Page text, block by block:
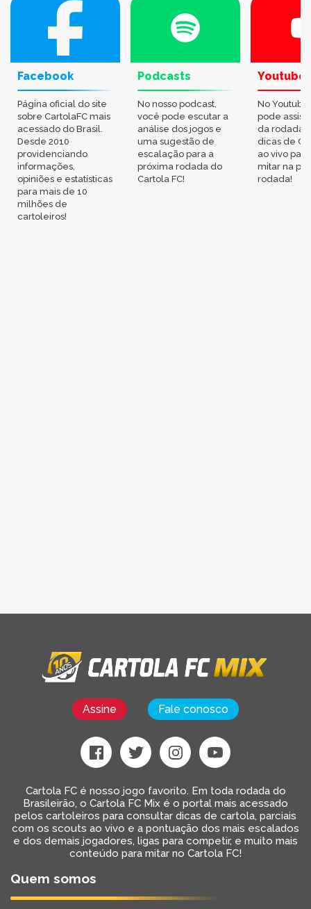
Facebook
Página oficial do site
sobre CartolaFC mais
acessado do Brasil.
Desde 2010
providenciando
informações,
opiniões e estatísticas
para mais de 10
milhões de
cartoleiros!
Podcasts
No nosso podcast,
você pode escutar a
análise dos jogos e
uma sugestão de
escalação para a
próxima rodada do
Cartola FC!
Youtube
No
pode
da rodada,
dicas de
ao vivo
mitar na
rodada!
Assine Fale conosco
Cartola FC é nosso jogo favorito. Em toda rodada do
Brasileirão, o Cartola FC Mix é o portal mais acessado
pelos cartoleiros para consultar dicas de cartola, parciais
com os scouts ao vivo e a pontuação dos mais escalados
e dos demais jogadores, ligas para competir, e muito mais
conteúdo para mitar no Cartola FC!
Quem somos